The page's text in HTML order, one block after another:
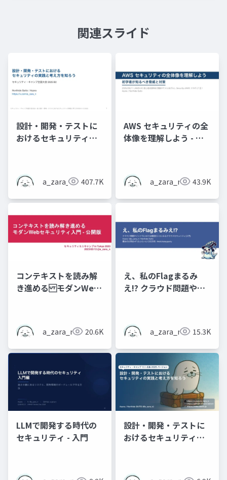
関連スライド
設計・開発・テストに
おけるセキュリティの
a_zara_n 407.7K
AWS セキュリティの全
体像を理解しよう - 初
a_zara_n 43.9K
コンテキストを読み解
き進める モダンWeb
a_zara_n 20.6K
え、私のFlagまるみ
え!? クラウド問題やイ
キュリティ(入門) - 魔女
のお茶会 #7 おふらい
ん! (2025冬)
a_zara_n 15.3K
LLMで開発する時代の
セキュリティ - 入門
設計・開発・テストに
おけるセキュリティの